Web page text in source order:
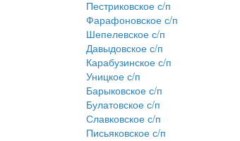
Пестриковское с/п
Фарафоновское с/п
Шепелевское с/п
Давыдовское с/п
Карабузинское с/п
Уницкое с/п
Барыковское с/п
Булатовское с/п
Славковское с/п
Письяковское с/п